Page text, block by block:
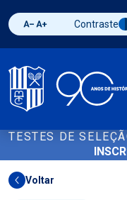
Diminuir fonte
Aumentar fonte
Alternar
Contraste
TESTES DE
Voltar